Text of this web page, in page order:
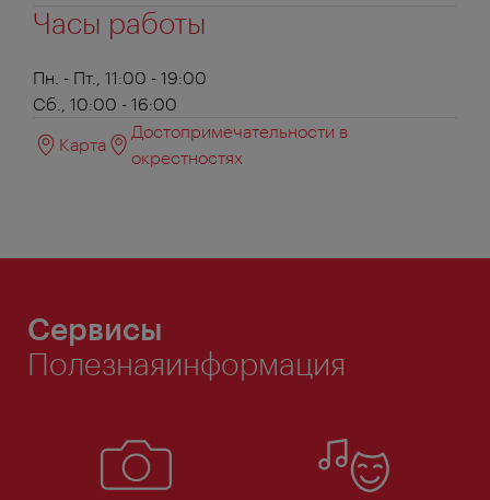
Часы работы
Пн. - Пт., 11:00 - 19:00
Сб., 10:00 - 16:00
Карта
Достопримечательности в
окрестностях
Сервисы
Полезнаяинформация